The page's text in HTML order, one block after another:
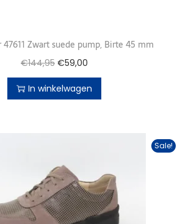
47611 Zwart suede pump, Birte 45 mm
€144,95 €59,00
In winkelwagen
Sale!